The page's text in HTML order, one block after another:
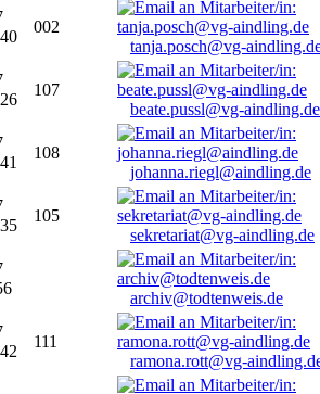
002
tanja.posch@vg-
107
beate.pussl@vg-aindling.de
108
johanna.riegl@aindling.de
105
sekretariat@vg-aindling.de
archiv@todtenweis.de
111
ramona.rott@vg-